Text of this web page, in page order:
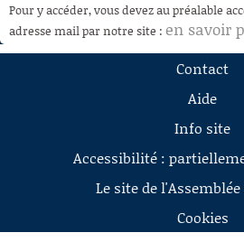
RECHERCHE
AIDE À LA DÉCOUPE
Pour y accéder, vous devez au préalable
adresse mail par notre site : en savoir
Contact
Aide
Info site
Accessibilité :
Le site de
Cookies